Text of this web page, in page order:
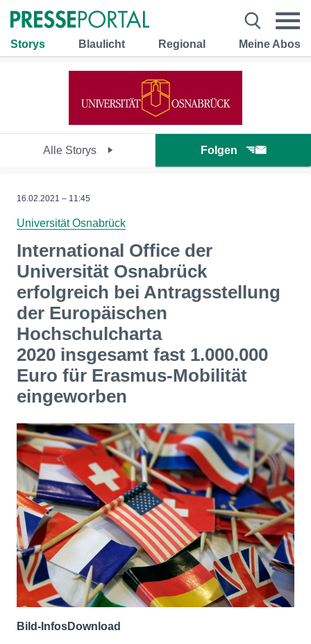
Storys Blaulicht Regional Meine Abos
Alle Storys Folgen
16.02.2021 – 11:45
Universität Osnabrück
International Office der
Universität Osnabrück
erfolgreich bei Antragsstellung
der Europäischen
Hochschulcharta
2020 insgesamt fast 1.000.000
Euro für Erasmus-Mobilität
eingeworben
Bild-InfosDownload